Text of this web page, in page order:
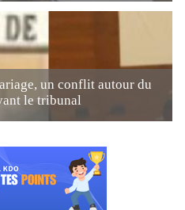
un conflit autour du
le tribunal